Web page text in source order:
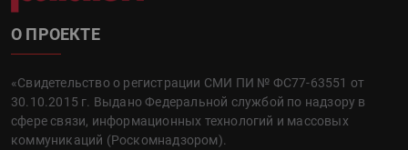
О ПРОЕКТЕ
«Свидетельство о регистрации СМИ ПИ № ФС77-63551 от
30.10.2015 г. Выдано Федеральной службой по надзору в
сфере связи, информационных технологий и массовых
коммуникаций (Роскомнадзором).